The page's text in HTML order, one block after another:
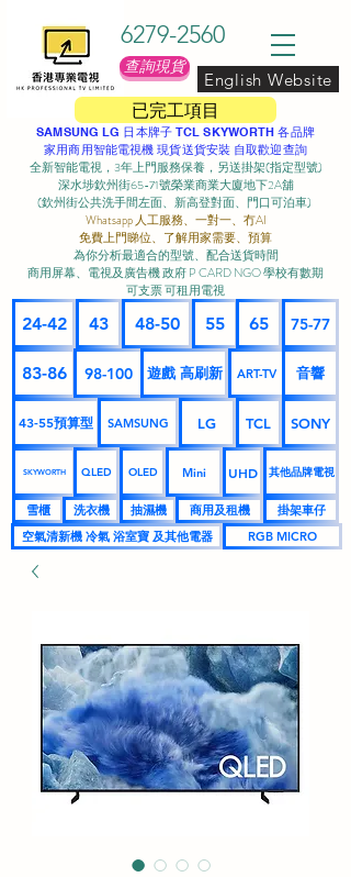
已完工項目
6279-2560
查詢現貨
English Website
SAMSUNG LG 日本牌子 TCL SKYWORTH 各品牌
家用商用智能電視機 現貨送貨安裝 自取歡迎查詢
全新智能電視，3年上門服務保養，另送掛架(指定型號)
深水埗欽州街65-71號榮業商業大廈地下2A舖
(欽州街公共洗手間左面、新高登對面、門口可泊車) ​
Whatsapp 人工服務、一對一、冇AI
免費上門睇位、了解用家需要、預算
為你分析最適合的型號、配合送貨時間
商用屏幕、電視及廣告機 政府 P CARD NGO 學校有數期
可支票 可租用電視
24-42 43 48-50 55 65 75-77
83-86 98-100 遊戲 高刷新 ART-TV 音響
43-55預算型 SAMSUNG LG TCL SONY
SKYWORTH QLED OLED Mini UHD 其他品牌電視
雪櫃 洗衣機 抽濕機 商用及租機
掛架車仔
空氣清新機 冷氣 浴室寶 及其他電器
RGB MICRO